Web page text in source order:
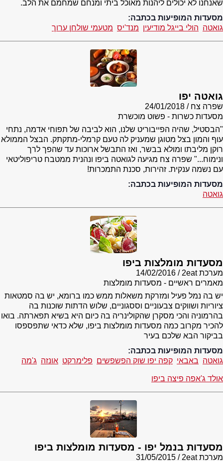
שאנחנו לא יכולים ליהנות מאוכל ביתי ומנחם שמחמם את הלב.
מסעדות המופיעות בכתבה:
גואטה הולי בייגל מודיעין מנד'יס מטעמי שולחן ערוך
גואטה יפו
שפרה צח
24/01/2018
מסעדות כשרות - פשוט מוכשרת
"הבסטיל, שהיה הפייבוריט שלנו, הוא לביבה של תפוחי אדמה, נתחי
עוף והמון בצל מטוגן שמעניק לה טעם קרמלי-מתקתק. הבצל הממולא
רוקן מליבתו ומולא בבשר, ואז התבשל ארוכות עד שהפך לרך
ונימוח..." שפרה צח מגיעה לגואטה ביפו ונהנית ממטבח טריפוליטאי
עם נשמה ענקית. זהירות, סכנת התמכרות!
מסעדות המופיעות בכתבה:
גואטה
מסעדות מומלצות ביפו
מערכת 2eat
14/02/2016
מאמרים ראשיים - מסעדות מומלצות
יש בה נמל פעיל ומזרקת משאלות ממש כמו ברומא, יש בה סמטאות
ציוריות ושווקים צבעוניים וססגוניים, שלוש הדתות שוכנות בה
בהרמוניה והכי מסקרן שהקולינריה בה כיום היא בשיא תפארתה. בואו
להכיר מקרוב כמה מסעדות מומלצות ביפו, שלא כדאי שתפספסו
בביקור הבא שלכם בעיר
מסעדות המופיעות בכתבה:
גואטה באבאי קפה יפו שוק הפשפשים פלימרקט אונזה ג'מה
אולד ג'אפה פיצה ביפו
מסעדות בנמל יפו - מסעדות מומלצות ביפו
מערכת 2eat 31/05/2015